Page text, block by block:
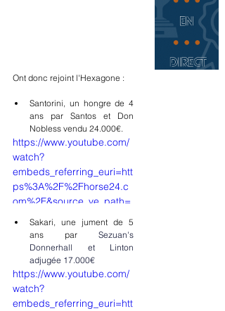
Ont donc rejoint l'Hexagone :
Santorini, un hongre de 4
ans par Santos et Don
Nobless vendu 24.000€.
https://www.youtube.com/
watch?
embeds_referring_euri=htt
ps%3A%2F%2Fhorse24.c
om%2F&source_ve_path=
Mjg2NjQsMTY0NTAz&v=3
eaxzgRo6SQ&feature=you
tu.be
Sakari, une jument de 5
ans par Sezuan's
Donnerhall et Linton
adjugée 17.000€
https://www.youtube.com/
watch?
embeds_referring_euri=htt